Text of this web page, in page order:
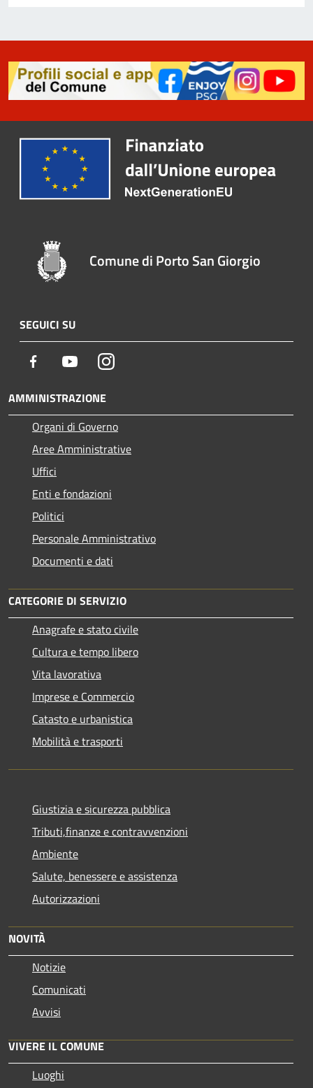
Comune di Porto San Giorgio
SEGUICI SU
Facebook YoutubeInstagram
AMMINISTRAZIONE
Organi di Governo
Aree Amministrative
Uffici
Enti e fondazioni
Politici
Personale Amministrativo
Documenti e dati
CATEGORIE DI SERVIZIO
Anagrafe e stato civile
Cultura e tempo libero
Vita lavorativa
Imprese e Commercio
Catasto e urbanistica
Mobilità e trasporti
Giustizia e sicurezza pubblica
Tributi,finanze e contravvenzioni
Ambiente
Salute, benessere e assistenza
Autorizzazioni
NOVITÀ
Notizie
Comunicati
Avvisi
VIVERE IL COMUNE
Luoghi